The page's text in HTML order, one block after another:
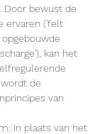
Door bewust de
ervaren ('felt
kan het
de
van
In plaats van het